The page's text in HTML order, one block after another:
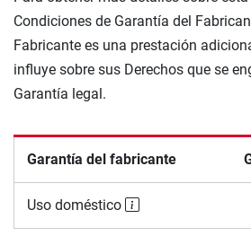
Condiciones de Garantía del
Fabricante es una prestación
influye sobre sus Derechos que se
Garantía legal.
Garantía del fabricante
Uso doméstico